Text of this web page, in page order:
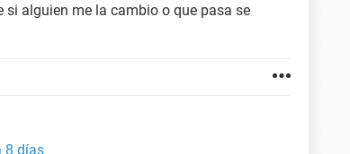
alguien me la cambio o que pasa se
8 días